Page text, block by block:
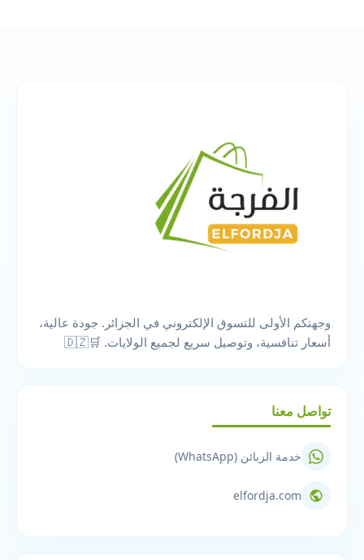
وجهتكم الأولى للتسوق الإلكتروني في الجزائر. جودة عالية،
أسعار تنافسية، وتوصيل سريع لجميع الولايات. 🛒🇩🇿
تواصل معنا
خدمة الزبائن (WhatsApp)
elfordja.com